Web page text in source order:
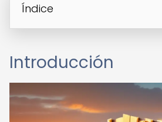
Índice
Introducción